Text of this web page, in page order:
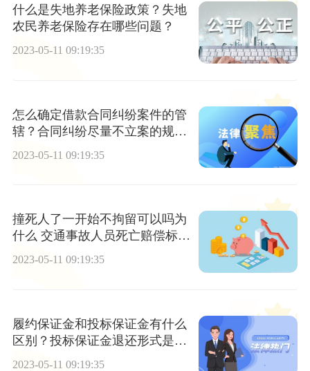
什么是失地养老保险政策？失地
农民养老保险存在哪些问题？
2023-05-11 09:19:35
怎么确定借款合同纠纷案件的管
辖？合同纠纷尽量不立案的规
2023-05-11 09:19:35
撞死人了一开始不拘留可以吗为
什么 交通事故人员死亡赔偿标准
一般是指什么？
2023-05-11 09:19:35
履约保证金和投标保证金有什么
区别？投标保证金退还形式是什
2023-05-11 09:19:35